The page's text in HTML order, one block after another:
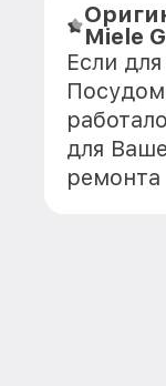
Miele
Если
для